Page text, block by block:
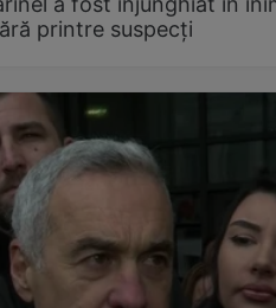
printre suspecți